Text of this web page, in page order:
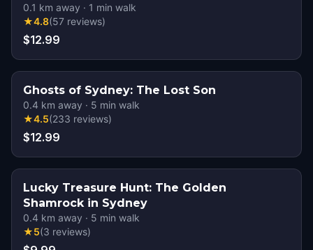
0.1 km away · 1 min walk
★4.8(57 reviews)
$12.99
Ghosts of Sydney: The Lost Son
0.4 km away · 5 min walk
★4.5(233 reviews)
$12.99
Lucky Treasure Hunt: The Golden
Shamrock in Sydney
0.4 km away · 5 min walk
★5(3 reviews)